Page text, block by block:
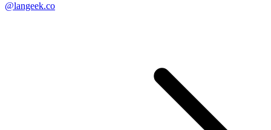
@langeek.co